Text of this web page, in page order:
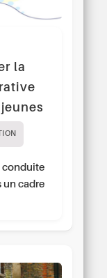
la
conduite
un cadre